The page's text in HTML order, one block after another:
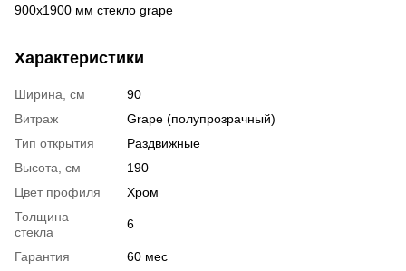
900x1900 мм стекло grape
Характеристики
Ширина, см
90
Витраж
Grape (полупрозрачный)
Тип открытия
Раздвижные
Высота, см
190
Цвет профиля
Хром
Толщина
стекла
6
Гарантия 60 мес